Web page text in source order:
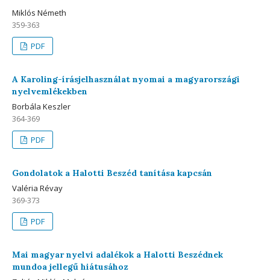
Miklós Németh
359-363
PDF
A Karoling-írásjelhasználat nyomai a magyarországi
nyelvemlékekben
Borbála Keszler
364-369
PDF
Gondolatok a Halotti Beszéd tanítása kapcsán
Valéria Révay
369-373
PDF
Mai magyar nyelvi adalékok a Halotti Beszédnek
mundoa jellegű hiátusához